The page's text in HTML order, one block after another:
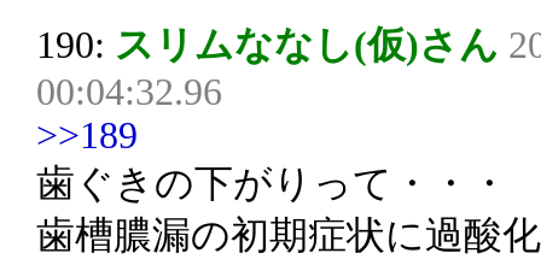
190: スリムななし(仮)さん
00:04:32.96
>>189
歯ぐきの下がりって・・・
歯槽膿漏の初期症状に過酸